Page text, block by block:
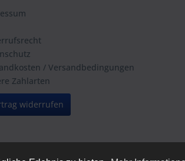
/ Versandbedingungen
Zahlarten
widerrufen